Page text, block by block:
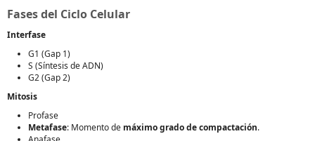
Fases del Ciclo Celular
Interfase
G1 (Gap 1)
S (Síntesis de ADN)
G2 (Gap 2)
Mitosis
Profase
Metafase: Momento de máximo grado de compactación.